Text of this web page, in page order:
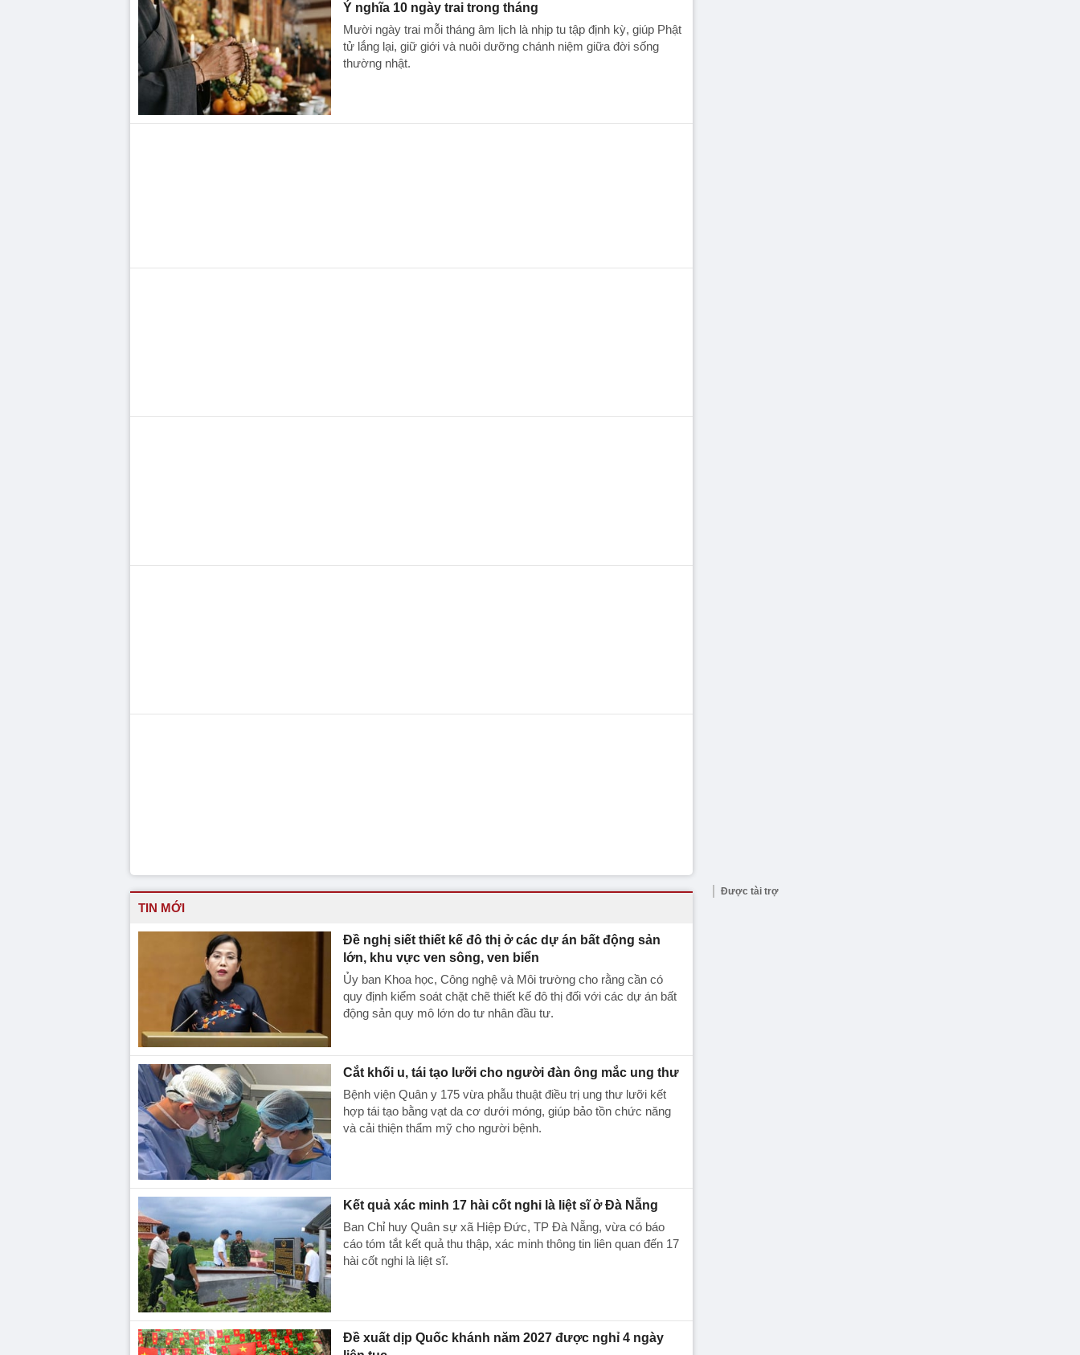
Ý nghĩa 10 ngày trai trong tháng
Mười ngày trai mỗi tháng âm lịch là nhịp tu tập định kỳ, giúp Phật
tử lắng lại, giữ giới và nuôi dưỡng chánh niệm giữa đời sống
thường nhật.
TIN MỚI
Đề nghị siết thiết kế đô thị ở các dự án bất động sản
lớn, khu vực ven sông, ven biển
Ủy ban Khoa học, Công nghệ và Môi trường cho rằng cần có
quy định kiểm soát chặt chẽ thiết kế đô thị đối với các dự án bất
động sản quy mô lớn do tư nhân đầu tư.
Cắt khối u, tái tạo lưỡi cho người đàn ông mắc ung thư
Bệnh viện Quân y 175 vừa phẫu thuật điều trị ung thư lưỡi kết
hợp tái tạo bằng vạt da cơ dưới móng, giúp bảo tồn chức năng
và cải thiện thẩm mỹ cho người bệnh.
Kết quả xác minh 17 hài cốt nghi là liệt sĩ ở Đà Nẵng
Ban Chỉ huy Quân sự xã Hiệp Đức, TP Đà Nẵng, vừa có báo
cáo tóm tắt kết quả thu thập, xác minh thông tin liên quan đến 17
hài cốt nghi là liệt sĩ.
Đề xuất dịp Quốc khánh năm 2027 được nghỉ 4 ngày
Được tài trợ